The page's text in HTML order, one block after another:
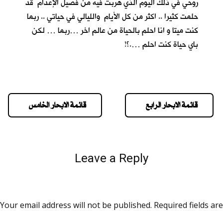
حلمت كثيرا .. اكثر من كل الأيام والليالي في حياتي .. ربما
كنت ميتا و انا احلم بالحياة من عالم اخر …ربما … لكن
باي حياة كنت احلم ….؟!
قائمة الابحار الخامس قائمة الابحار الرابع
Leave a Reply
Your email address will not be published. Required fields are